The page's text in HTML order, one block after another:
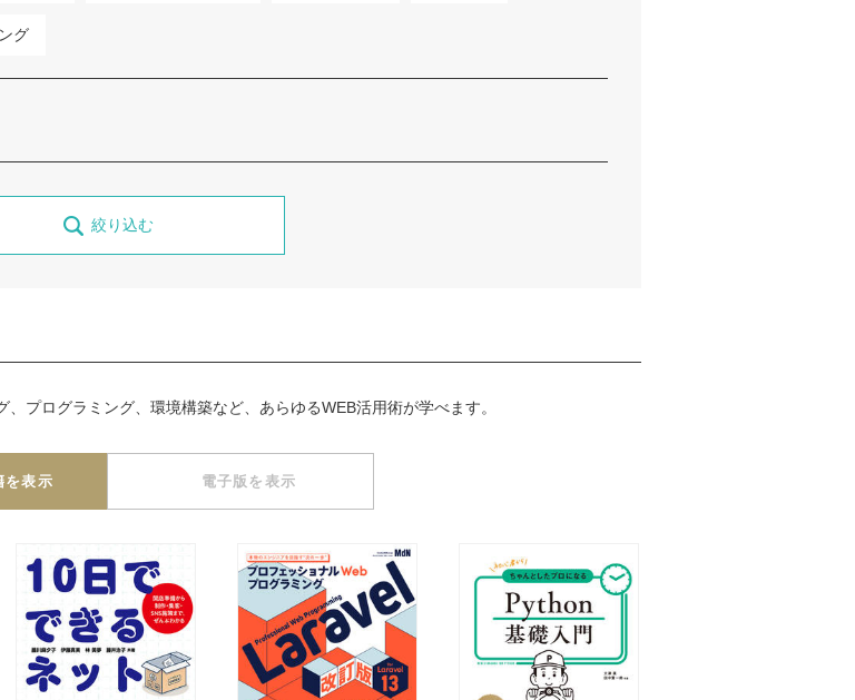
グ
絞り込む
プログラミング、環境構築など、あらゆるWEB活用術が学べます。
を表示 電子版を表示